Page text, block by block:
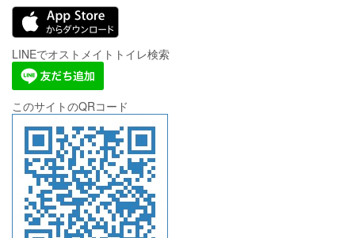
LINEでオストメイトトイレ検索
このサイトのQRコード